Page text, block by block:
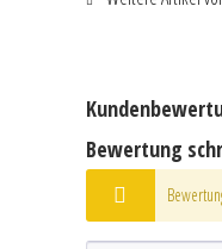
Bewertung